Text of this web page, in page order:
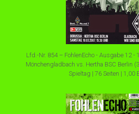
Lfd.-Nr. 854 – FohlenEcho - Ausgabe 12 -
Mönchengladbach vs. Hertha BSC Berlin
Spieltag | 76 Seiten | 1,00